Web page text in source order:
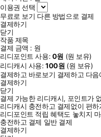
이용권 선택
무료로 보기 다른 방법으로 결제
결제하기
닫기
작품 제목
결제 금액 : 원
리디포인트 사용: 0원 (원 보유)
리디캐시 사용:100원 (원 보유)
결제하고 바로보기 결제하고 다음
결제하기
닫기
결제 가능한 리디캐시, 포인트가
리디캐시 충전하고 결제없이 편
리디포인트 적립 혜택도 놓치지
충전하고 결제 일반 결제
결제하기